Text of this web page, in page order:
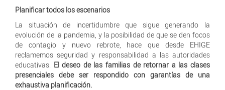
Planificar todos los escenarios
La situación de incertidumbre que sigue generando la
evolución de la pandemia, y la posibilidad de que se den focos
de contagio y nuevo rebrote, hace que desde EHIGE
reclamemos seguridad y responsabilidad a las autoridades
educativas. El deseo de las familias de retornar a las clases
presenciales debe ser respondido con garantías de una
exhaustiva planificación.